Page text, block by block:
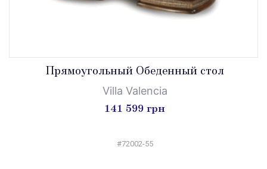
Прямоугольный Обеденный стол
Villa Valencia
141 599 грн
#72002-55